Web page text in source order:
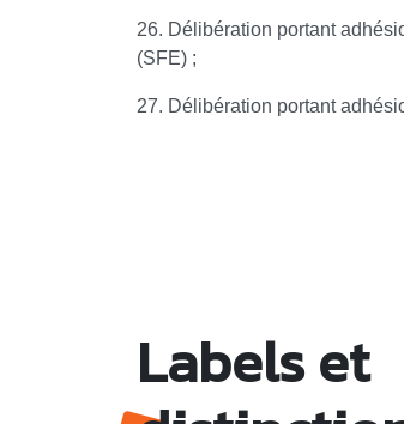
26. Délibération portant
(SFE) ;
27. Délibération portant
Labels et